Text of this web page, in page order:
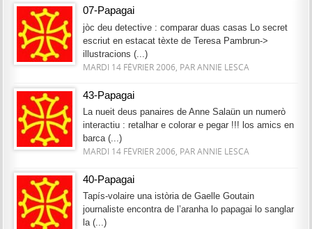
07-Papagai
jòc deu detective : comparar duas casas Lo secret
escriut en estacat tèxte de Teresa Pambrun->
illustracions (...)
MARDI 14 FÉVRIER 2006, PAR ANNIE LESCA
43-Papagai
La nueit deus panaires de Anne Salaün un numerò
interactiu : retalhar e colorar e pegar !!! los amics en
barca (...)
MARDI 14 FÉVRIER 2006, PAR ANNIE LESCA
40-Papagai
Tapís-volaire una istòria de Gaelle Goutain
journaliste encontra de l’aranha lo papagai lo sanglar
la (...)